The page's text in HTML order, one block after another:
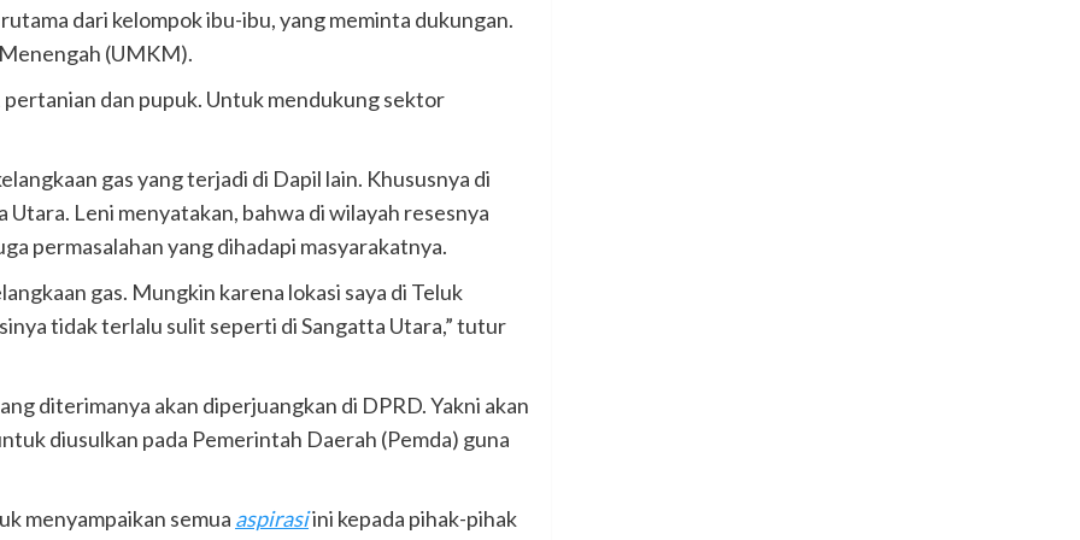
dari kelompok ibu-ibu, yang meminta dukungan.
(UMKM).
dan pupuk. Untuk mendukung sektor
gas yang terjadi di Dapil lain. Khususnya di
Leni menyatakan, bahwa di wilayah resesnya
permasalahan yang dihadapi masyarakatnya.
gas. Mungkin karena lokasi saya di Teluk
tidak terlalu sulit seperti di Sangatta Utara,” tutur
diterimanya akan diperjuangkan di DPRD. Yakni akan
diusulkan pada Pemerintah Daerah (Pemda) guna
menyampaikan semua aspirasiini kepada pihak-pihak